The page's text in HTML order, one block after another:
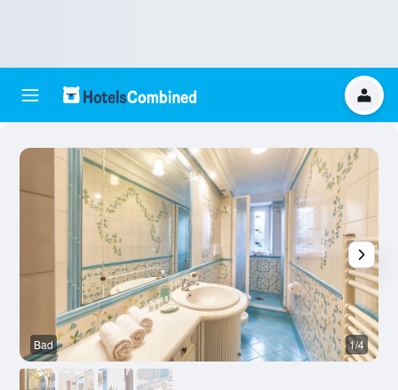
Bad 1/4